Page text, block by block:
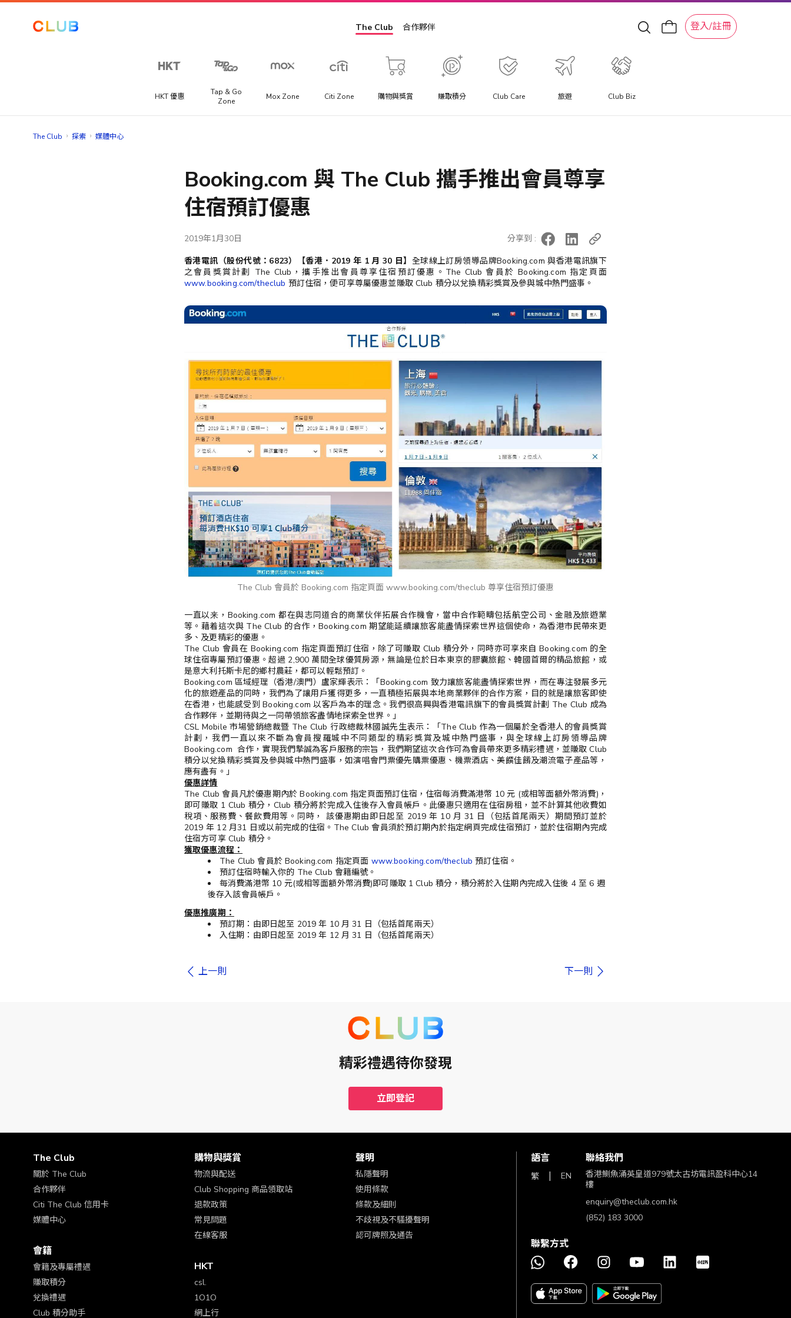
讓我們
從以下選
選擇三個
The Club 合作夥伴
HKT 優惠
Tap & Go
Zone
Mox Zone Citi Zone 購物與獎賞
Club 積分專區
賺取積分 Club Care 旅遊
海外賽事套票
提供宅度假優惠，每間酒店都各有特色，包括精緻晚餐、自助
Club Biz
登入/註冊
The Club 探索 媒體中心
Booking.com 與 The Club 攜手推出會員尊享
住宿預訂優惠
2019年1月30日
分享到 :
香港電訊（股份代號：6823）【香港．2019 年 1 月 30 日】 全球線上訂房領導品牌Booking.com 與香港電訊旗下
之會員獎賞計劃 The Club，攜手推出會員尊享住宿預訂優惠。The Club 會員於 Booking.com 指定頁面
www.booking.com/theclub 預訂住宿，便可享尊屬優惠並賺取 Club 積分以兌換精彩獎賞及參與城中熱門盛事。
The Club 會員於 Booking.com 指定頁面 www.booking.com/theclub 尊享住宿預訂優惠
一直以来，Booking.com 都在與志同道合的商業伙伴拓展合作機會，當中合作範疇包括航空公司、金融及旅遊業
等。藉着這次與 The Club 的合作，Booking.com 期望能延續讓旅客能盡情探索世界這個使命，為香港市民帶來更
多、及更精彩的優惠。
The Club 會員在 Booking.com 指定頁面預訂住宿，除了可賺取 Club 積分外，同時亦可享來自 Booking.com 的全
球住宿專屬預訂優惠。超過 2,900 萬間全球優質房源，無論是位於日本東京的膠囊旅館、韓國首爾的精品旅館，或
是意大利托斯卡尼的鄉村農莊，都可以輕鬆預訂。
Booking.com 區域經理（香港/澳門）盧家輝表示：「Booking.com 致力讓旅客能盡情探索世界，而在專注發展多元
化的旅遊產品的同時，我們為了讓用戶獲得更多，一直積極拓展與本地商業夥伴的合作方案，目的就是讓旅客即使
在香港，也能感受到 Booking.com 以客戶為本的理念。我們很高興與香港電訊旗下的會員獎賞計劃 The Club 成為
合作夥伴，並期待與之一同帶領旅客盡情地探索全世界。」
CSL Mobile 市場營銷總裁暨 The Club 行政總裁林國誠先生表示：「The Club 作為一個屬於全香港人的會員獎賞
計劃，我們一直以來不斷為會員搜羅城中不同類型的精彩獎賞及城中熱門盛事，與全球線上訂房領導品牌
Booking.com 合作，實現我們摯誠為客戶服務的宗旨，我們期望這次合作可為會員帶來更多精彩禮遇，並賺取 Club
積分以兌換精彩獎賞及參與城中熱門盛事，如演唱會門票優先購票優惠、機票酒店、美饌佳餚及潮流電子產品等，
應有盡有。」
優惠詳情
The Club 會員凡於優惠期內於 Booking.com 指定頁面預訂住宿，住宿每消費滿港幣 10 元 (或相等面額外幣消費)，
即可賺取 1 Club 積分，Club 積分將於完成入住後存入會員帳戶。此優惠只適用在住宿房租，並不計算其他收費如
稅項、服務費、餐飲費用等。同時， 該優惠期由即日起至 2019 年 10 月 31 日（包括首尾兩天）期間預訂並於
2019 年 12 月31 日或以前完成的住宿。The Club 會員須於預訂期內於指定網頁完成住宿預訂，並於住宿期內完成
住宿方可享 Club 積分。
獲取優惠流程：
The Club 會員於 Booking.com 指定頁面 www.booking.com/theclub預訂住宿。
預訂住宿時輸入你的 The Club 會籍編號。
每消費滿港幣 10 元(或相等面額外幣消費)即可賺取 1 Club 積分，積分將於入住期內完成入住後 4 至 6 週
後存入該會員帳戶。
優惠推廣期：
預訂期：由即日起至 2019 年 10 月 31 日（包括首尾兩天）
入住期：由即日起至 2019 年 12 月 31 日（包括首尾兩天）
上一則 下一則
精彩禮遇待你發現
立即登記
The Club
關於 The Club
合作夥伴
媒體中心
Citi The Club 信用卡
會籍
兌換禮遇
Club 積分助手
會籍及專屬禮遇
賺取積分
購物與獎賞
退款政策
常見問題
在線客服
Club Shopping 商品領取站
物流與配送
HKT
1O1O
csl.
網上行
聲明
不歧視及不騷擾聲明
使用條款
私隱聲明
認可牌照及通告
條款及細則
語言
繁 EN
聯絡我們
香港鰂魚涌英皇道979號太古坊電訊盈科中心14
樓
enquiry@theclub.com.hk
(852) 183 3000
聯繫方式